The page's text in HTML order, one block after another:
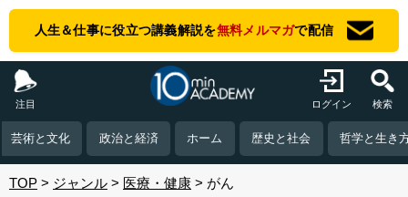
人生＆仕事に役立つ講義解説を無料メルマガで配信
注目 ログイン 検索
芸術と文化 政治と経済 ホーム 歴史と社会 哲学と生き
TOP ジャンル 医療・健康 がん